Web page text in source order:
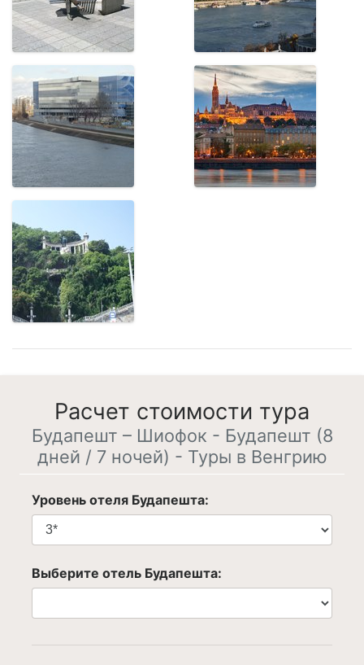
Расчет стоимости тура
Будапешт – Шиофок - Будапешт (8
дней / 7 ночей) - Туры в Венгрию
Уровень отеля Будапешта:
Выберите отель Будапешта: